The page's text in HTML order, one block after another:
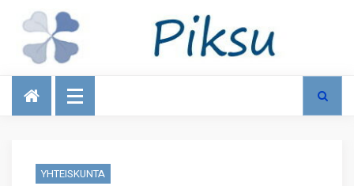
Talous
YHTEISKUNTA